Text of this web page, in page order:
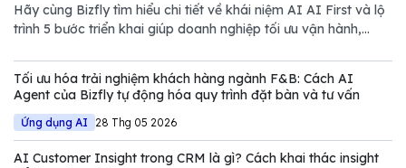
Hãy cùng Bizfly tìm hiểu chi tiết về khái niệm AI AI First và lộ
trình 5 bước triển khai giúp doanh nghiệp tối ưu vận hành,
đầy biến động.
Tối ưu hóa trải nghiệm khách hàng ngành F&B: Cách AI
Agent của Bizfly tự động hóa quy trình đặt bàn và tư vấn
Ứng dụng AI 28 Thg 05 2026
AI Customer Insight trong CRM là gì? Cách khai thác insight